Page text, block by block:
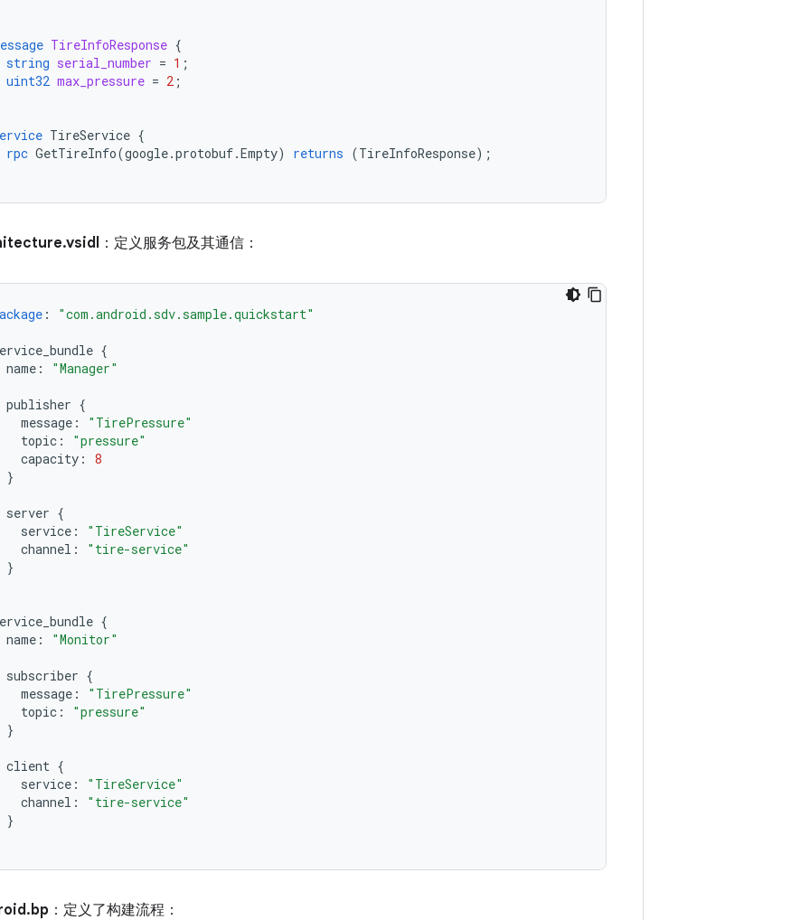
TireInfoResponse {
string serial_number = 1 ;
uint32 max_pressure = 2 ;
TireService {
rpc GetTireInfo(google.protobuf.Empty) returns (TireInfoResponse);
：定义服务包及其通信：
: "com.android.sdv.sample.quickstart"
{
name : "Manager"
publisher {
message :
"TirePressure"
topic :
"pressure"
capacity :
8
}
server {
service :
"TireService"
channel :
"tire-service"
}
{
name : "Monitor"
subscriber {
message :
"TirePressure"
topic :
"pressure"
}
client {
service :
"TireService"
channel :
"tire-service"
}
：定义了构建流程：